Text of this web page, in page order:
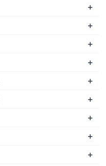
+
+
+
+
+
+
+
+
+